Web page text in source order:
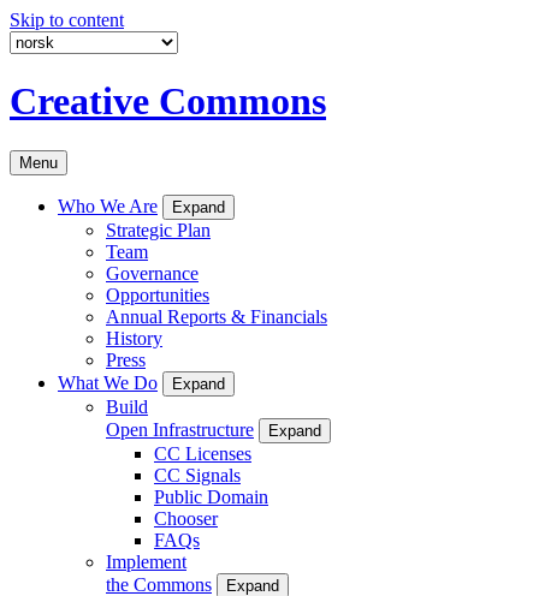
Skip to content
Creative Commons
Menu
Who We Are Expand
Strategic Plan
Team
Governance
Opportunities
Annual Reports & Financials
History
Press
What We Do
Expand
Build
Open Infrastructure
Expand
CC Licenses
CC Signals
Public Domain
Chooser
FAQs
Implement
the Commons
Expand